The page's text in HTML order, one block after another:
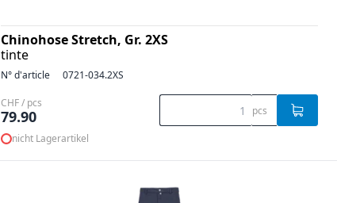
Chinohose Stretch, Gr. 2XS
tinte
N° d'article 0721-034.2XS
CHF / pcs
79.90 pcs
nicht Lagerartikel